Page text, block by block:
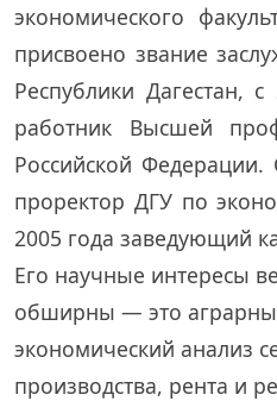
экономического
присвоено звание
Республики Дагестан,
работник Высшей
Российской
проректор ДГУ по
2005 года заведующий
Его научные интересы
обширны — это
экономический анализ
производства, рента и